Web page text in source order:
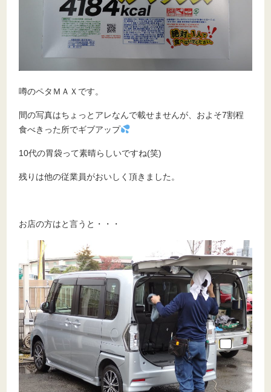
噂のペタＭＡＸです。
間の写真はちょっとアレなんで載せませんが、およそ7割程
食べきった所でギブアップ
10代の胃袋って素晴らしいですね(笑)
残りは他の従業員がおいしく頂きました。
お店の方はと言うと・・・